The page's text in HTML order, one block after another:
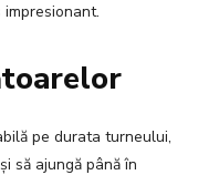
pe durata turneului,
să ajungă până în